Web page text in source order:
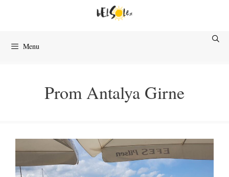
Menu
Prom Antalya Girne